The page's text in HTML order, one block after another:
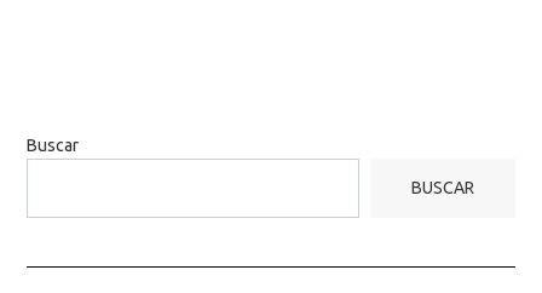
Buscar
BUSCAR